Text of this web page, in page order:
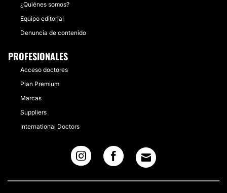
¿Quiénes somos?
Equipo editorial
Denuncia de contenido
PROFESIONALES
Acceso doctores
Plan Premium
Marcas
Suppliers
International Doctors